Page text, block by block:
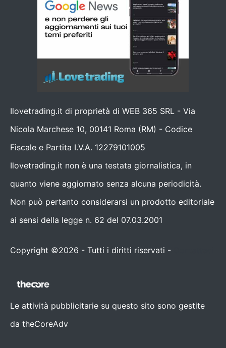
Ilovetrading.it di proprietà di WEB 365 SRL - Via
Nicola Marchese 10, 00141 Roma (RM) - Codice
Fiscale e Partita I.V.A. 12279101005
Ilovetrading.it non è una testata giornalistica, in
quanto viene aggiornato senza alcuna periodicità.
Non può pertanto considerarsi un prodotto editoriale
ai sensi della legge n. 62 del 07.03.2001
Copyright ©2026 - Tutti i diritti riservati -
Le attività pubblicitarie su questo sito sono gestite
da theCoreAdv